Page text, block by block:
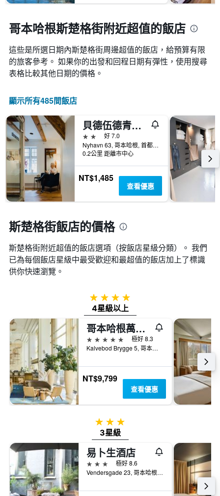
哥本哈根斯楚格街附近超值的飯店
這些是所選日期內斯楚格街​周邊超值的​飯店，給預算有限
的旅客參考。 如果你的出發和回程日期有彈性，使用搜尋
表格比較其他日期的價格。
顯示所有485間飯店
貝德伍德青年旅舍 - 哥本哈根
2星級
好 7.0
Nyhavn 63, 哥本哈根, 首都大區, 丹麥
0.2公里 距離市中心
NT$1,485
查看優惠
斯楚格街飯店的價格
斯楚格街附近超值的飯店選項（按飯店星級分類）。 我們
已為每個飯店星級中最受歡迎和最超值的飯店加上了標識
供你快速瀏覽。
4星級
4星級以上
哥本哈根萬豪酒店
5星級
極好 8.3
Kalvebod Brygge 5, 哥本哈根, 首都大區, 丹麥
NT$9,799
查看優惠
3星級
3星級
易卜生酒店
3星級
極好 8.6
Vendersgade 23, 哥本哈根, 首都大區, 丹麥